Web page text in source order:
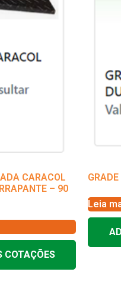
CARACOL
– 90
COTAÇÕES
Leia